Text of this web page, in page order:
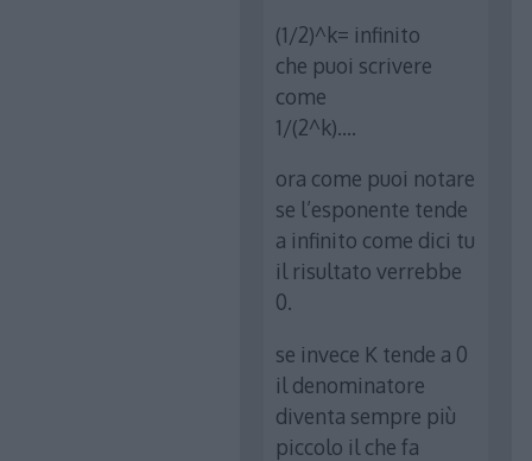
(1/2)^k= infinito
che puoi scrivere
come
1/(2^k)….
ora come puoi notare
se l’esponente tende
a infinito come dici tu
il risultato verrebbe
0.
se invece K tende a 0
il denominatore
diventa sempre più
piccolo il che fa